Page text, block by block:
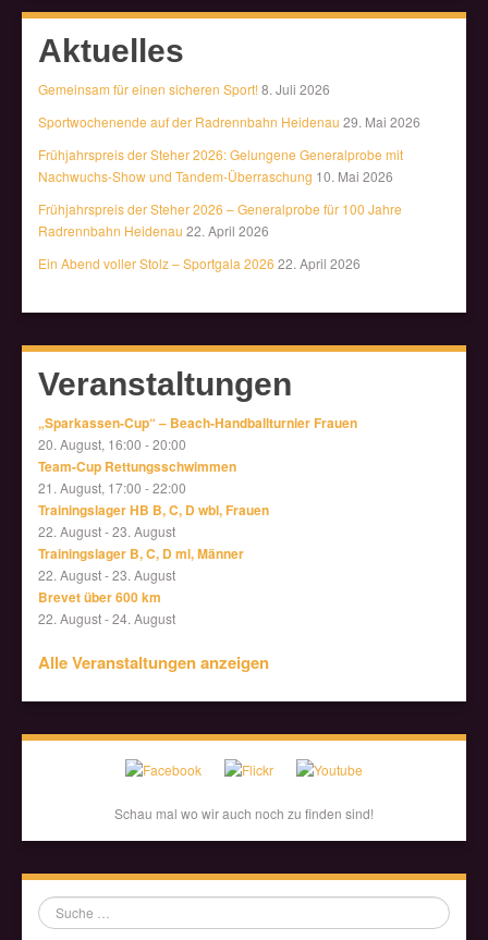
Aktuelles
Gemeinsam für einen sicheren Sport!8. Juli 2026
Sportwochenende auf der Radrennbahn Heidenau 29. Mai 2026
Frühjahrspreis der Steher 2026: Gelungene Generalprobe mit
Nachwuchs-Show und Tandem-Überraschung 10. Mai 2026
Frühjahrspreis der Steher 2026 – Generalprobe für 100 Jahre
Radrennbahn Heidenau 22. April 2026
Ein Abend voller Stolz – Sportgala 2026 22. April 2026
Veranstaltungen
„Sparkassen-Cup“ – Beach-Handballturnier Frauen
20. August, 16:00 -20:00
Team-Cup Rettungsschwimmen
21. August, 17:00 -22:00
Trainingslager HB B, C, D wbl, Frauen
22. August-23. August
Trainingslager B, C, D ml, Männer
22. August-23. August
Brevet über 600 km
22. August-24. August
Alle Veranstaltungen anzeigen
Schau mal wo wir auch noch zu finden sind!
Suche